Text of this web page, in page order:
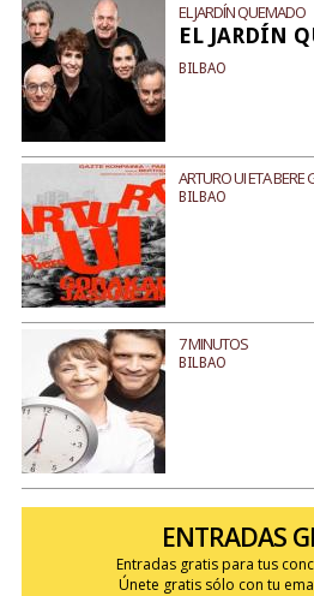
EL JARDÍN QUEMADO
EL JARDÍN
BILBAO
ARTURO UI ETA BERE
BILBAO
7 MINUTOS
BILBAO
ENTRADAS
Entradas gratis para tus
Únete gratis sólo con tu